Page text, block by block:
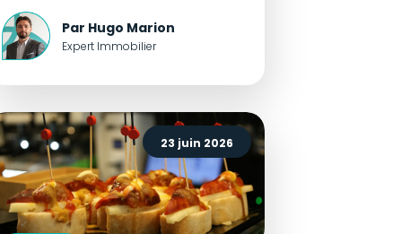
Par Hugo Marion
Expert Immobilier
23 juin 2026